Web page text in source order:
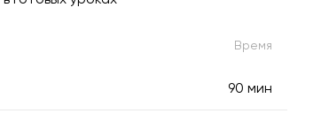
Время
90 мин